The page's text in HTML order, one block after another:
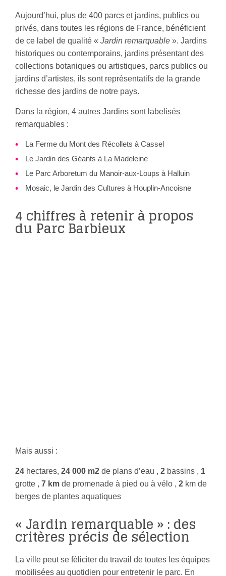
Aujourd’hui, plus de 400 parcs et jardins, publics ou
privés, dans toutes les régions de France, bénéficient
de ce label de qualité « Jardin remarquable ». Jardins
historiques ou contemporains, jardins présentant des
collections botaniques ou artistiques, parcs publics ou
jardins d’artistes, ils sont représentatifs de la grande
richesse des jardins de notre pays.
Dans la région, 4 autres Jardins sont labelisés
remarquables :
La Ferme du Mont des Récollets à Cassel
Le Jardin des Géants à La Madeleine
Le Parc Arboretum du Manoir-aux-Loups à Halluin
Mosaic, le Jardin des Cultures à Houplin-Ancoisne
4 chiffres à retenir à propos
du Parc Barbieux
Mais aussi :
24 hectares, 24 000 m2 de plans d’eau , 2 bassins , 1
grotte , 7 km de promenade à pied ou à vélo , 2 km de
berges de plantes aquatiques
« Jardin remarquable » : des
critères précis de sélection
La ville peut se féliciter du travail de toutes les équipes
mobilisées au quotidien pour entretenir le parc. En